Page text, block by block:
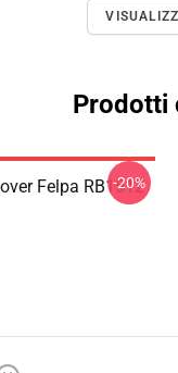
Prodotti
Felpa RB1512
-20%